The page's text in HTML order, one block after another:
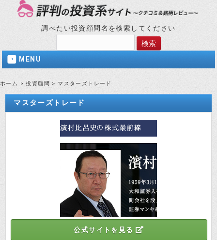
調べたい投資顧問名を検索してください
MENU
ホーム >投資顧問 > マスターズトレード
マスターズトレード
公式サイトを見る